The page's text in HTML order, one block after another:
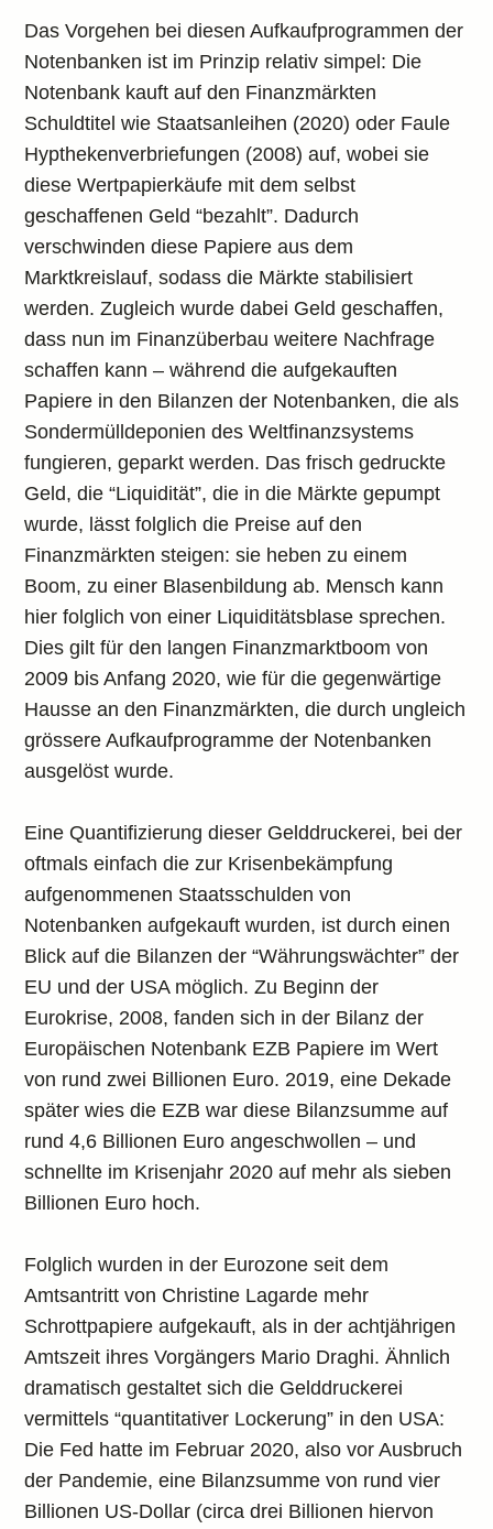
Das Vorgehen bei diesen Aufkaufprogrammen der
Notenbanken ist im Prinzip relativ simpel: Die
Notenbank kauft auf den Finanzmärkten
Schuldtitel wie Staatsanleihen (2020) oder Faule
Hypthekenverbriefungen (2008) auf, wobei sie
diese Wertpapierkäufe mit dem selbst
geschaffenen Geld “bezahlt”. Dadurch
verschwinden diese Papiere aus dem
Marktkreislauf, sodass die Märkte stabilisiert
werden. Zugleich wurde dabei Geld geschaffen,
dass nun im Finanzüberbau weitere Nachfrage
schaffen kann – während die aufgekauften
Papiere in den Bilanzen der Notenbanken, die als
Sondermülldeponien des Weltfinanzsystems
fungieren, geparkt werden. Das frisch gedruckte
Geld, die “Liquidität”, die in die Märkte gepumpt
wurde, lässt folglich die Preise auf den
Finanzmärkten steigen: sie heben zu einem
Boom, zu einer Blasenbildung ab. Mensch kann
hier folglich von einer Liquiditätsblase sprechen.
Dies gilt für den langen Finanzmarktboom von
2009 bis Anfang 2020, wie für die gegenwärtige
Hausse an den Finanzmärkten, die durch ungleich
grössere Aufkaufprogramme der Notenbanken
ausgelöst wurde.
Eine Quantifizierung dieser Gelddruckerei, bei der
oftmals einfach die zur Krisenbekämpfung
aufgenommenen Staatsschulden von
Notenbanken aufgekauft wurden, ist durch einen
Blick auf die Bilanzen der “Währungswächter” der
EU und der USA möglich. Zu Beginn der
Eurokrise, 2008, fanden sich in der Bilanz der
Europäischen Notenbank EZB Papiere im Wert
von rund zwei Billionen Euro. 2019, eine Dekade
später wies die EZB war diese Bilanzsumme auf
rund 4,6 Billionen Euro angeschwollen – und
schnellte im Krisenjahr 2020 auf mehr als sieben
Billionen Euro hoch.
Folglich wurden in der Eurozone seit dem
Amtsantritt von Christine Lagarde mehr
Schrottpapiere aufgekauft, als in der achtjährigen
Amtszeit ihres Vorgängers Mario Draghi. Ähnlich
dramatisch gestaltet sich die Gelddruckerei
vermittels “quantitativer Lockerung” in den USA:
Die Fed hatte im Februar 2020, also vor Ausbruch
der Pandemie, eine Bilanzsumme von rund vier
Billionen US-Dollar (circa drei Billionen hiervon